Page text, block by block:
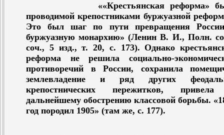
««Крестьянская реформа»
проводимой крепостниками буржуазной
Это был шаг по пути превращения
буржуазную монархию» (Ленин В. И., Полн.
соч., 5 изд., т. 20, с. 173). Однако
реформа не решила социально-
противоречий в России, сохранила
землевладение и ряд других
крепостнических пережитков,
дальнейшему обострению классовой борьбы.
год породил 1905» (там же, с. 177).